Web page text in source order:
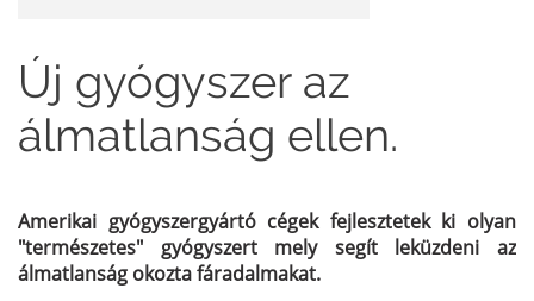
Új gyógyszer az
álmatlanság ellen.
Amerikai gyógyszergyártó cégek fejlesztetek ki olyan
"természetes" gyógyszert mely segít leküzdeni az
álmatlanság okozta fáradalmakat.